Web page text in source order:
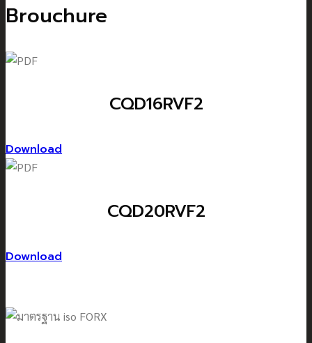
Brouchure
CQD16RVF2
Download
CQD20RVF2
Download